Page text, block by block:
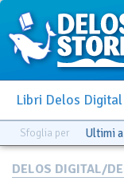
Libri Delos Digital
Sfoglia per Ultimi
DELOS DIGITAL/